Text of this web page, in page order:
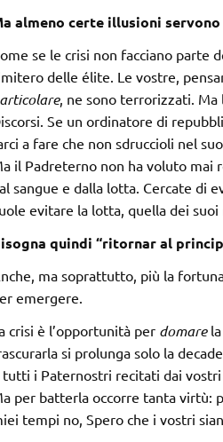
almeno certe illusioni
se le crisi non facciano parte
delle élite. Le vostre,
, ne sono terrorizzati. Ma
Se un ordinatore di
a fare che non sdruccioli nel
il Padreterno non ha voluto mai
sangue e dalla lotta. Cercate di
evitare la lotta, quella dei suoi
quindi “ritornar al
ma soprattutto, più la
emergere.
crisi è l’opportunità per domarela
si prolunga solo la
tutti i Paternostri recitati dai
per batterla occorre tanta virtù:
tempi no, Spero che i vostri